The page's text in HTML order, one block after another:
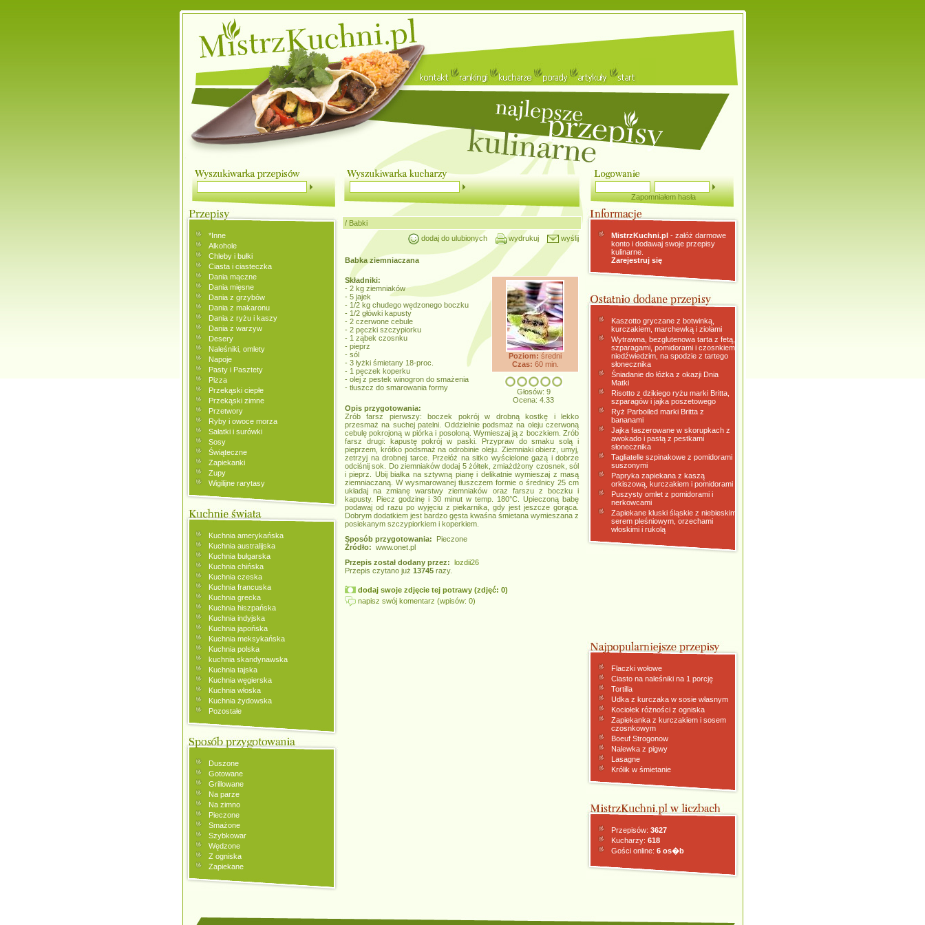
Zapomniałem hasła
*Inne
Alkohole
Chleby i bułki
Ciasta i ciasteczka
Dania mączne
Dania mięsne
Dania z grzybów
Dania z makaronu
Dania z ryżu i kaszy
Dania z warzyw
Desery
Naleśniki, omlety
Napoje
Pasty i Pasztety
Pizza
Przekąski ciepłe
Przekąski zimne
Przetwory
Ryby i owoce morza
Sałatki i surówki
Sosy
Świąteczne
Zapiekanki
Zupy
Wigilijne rarytasy
Kuchnia amerykańska
Kuchnia australijska
Kuchnia bułgarska
Kuchnia chińska
Kuchnia czeska
Kuchnia francuska
Kuchnia grecka
Kuchnia hiszpańska
Kuchnia indyjska
Kuchnia japońska
Kuchnia meksykańska
Kuchnia polska
kuchnia skandynawska
Kuchnia tajska
Kuchnia węgierska
Kuchnia włoska
Kuchnia żydowska
Pozostałe
Duszone
Gotowane
Grillowane
Na parze
Na zimno
Pieczone
Smażone
Szybkowar
Wędzone
Z ogniska
Zapiekane
/ Babki
dodaj do ulubionych
wydrukuj wyślij
Babka ziemniaczana
Poziom: średni
Czas: 60 min.
Głosów: 9
Ocena: 4.33
Składniki:
- 2 kg ziemniaków
- 5 jajek
- 1/2 kg chudego wędzonego boczku
- 1/2 główki kapusty
- 2 czerwone cebule
- 2 pęczki szczypiorku
- 1 ząbek czosnku
- pieprz
- sól
- 3 łyżki śmietany 18-proc.
- 1 pęczek koperku
- olej z pestek winogron do smażenia
- tłuszcz do smarowania formy
Opis przygotowania:
Zrób farsz pierwszy: boczek pokrój w drobną kostkę i lekko
przesmaż na suchej patelni. Oddzielnie podsmaż na oleju czerwoną
cebulę pokrojoną w piórka i posoloną. Wymieszaj ją z boczkiem. Zrób
farsz drugi: kapustę pokrój w paski. Przypraw do smaku solą i
pieprzem, krótko podsmaż na odrobinie oleju. Ziemniaki obierz, umyj,
zetrzyj na drobnej tarce. Przełóż na sitko wyścielone gazą i dobrze
odciśnij sok. Do ziemniaków dodaj 5 żółtek, zmiażdżony czosnek, sól
i pieprz. Ubij białka na sztywną pianę i delikatnie wymieszaj z masą
ziemniaczaną. W wysmarowanej tłuszczem formie o średnicy 25 cm
układaj na zmianę warstwy ziemniaków oraz farszu z boczku i
kapusty. Piecz godzinę i 30 minut w temp. 180°C. Upieczoną babę
podawaj od razu po wyjęciu z piekarnika, gdy jest jeszcze gorąca.
Dobrym dodatkiem jest bardzo gęsta kwaśna śmietana wymieszana z
posiekanym szczypiorkiem i koperkiem.
Sposób przygotowania: Pieczone
Źródło: www.onet.pl
Przepis został dodany przez: lozdii26
Przepis czytano już 13745 razy.
dodaj swoje zdjęcie tej potrawy (zdjęć: 0)
napisz swój komentarz (wpisów: 0)
MistrzKuchni.pl- załóż darmowe
konto i dodawaj swoje przepisy
kulinarne.
Zarejestruj się
Kaszotto gryczane z botwinką,
kurczakiem, marchewką i ziołami
Wytrawna, bezglutenowa tarta z fetą,
szparagami, pomidorami i czosnkiem
niedźwiedzim, na spodzie z tartego
słonecznika
Śniadanie do łóżka z okazji Dnia
Matki
Risotto z dzikiego ryżu marki Britta,
szparagów i jajka poszetowego
Ryż Parboiled marki Britta z
bananami
Jajka faszerowane w skorupkach z
awokado i pastą z pestkami
słonecznika
Tagliatelle szpinakowe z pomidorami
suszonymi
Papryka zapiekana z kaszą
orkiszową, kurczakiem i pomidorami
Puszysty omlet z pomidorami i
nerkowcami
Zapiekane kluski śląskie z niebieskim
serem pleśniowym, orzechami
włoskimi i rukolą
Flaczki wołowe
Ciasto na naleśniki na 1 porcję
Tortilla
Udka z kurczaka w sosie własnym
Kociołek różności z ogniska
Zapiekanka z kurczakiem i sosem
czosnkowym
Boeuf Strogonow
Nalewka z pigwy
Lasagne
Królik w śmietanie
Przepisów: 3627
Kucharzy: 618
Gości online: 6 os�b